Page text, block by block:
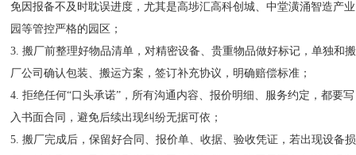
免因报备不及时耽误进度，尤其是高埗汇高科创城、中堂潢涌智造产业
园等管控严格的园区；
3. 搬厂前整理好物品清单，对精密设备、贵重物品做好标记，单独和搬
厂公司确认包装、搬运方案，签订补充协议，明确赔偿标准；
4. 拒绝任何“口头承诺”，所有沟通内容、报价明细、服务约定，都要写
入书面合同，避免后续出现纠纷无据可依；
5. 搬厂完成后，保留好合同、报价单、收据、验收凭证，若出现设备损